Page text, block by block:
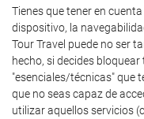
Tienes que tener en
dispositivo, la
Tour Travel puede no ser
hecho, si decides
"esenciales/técnicas" que
que no seas capaz de
utilizar aquellos servicios